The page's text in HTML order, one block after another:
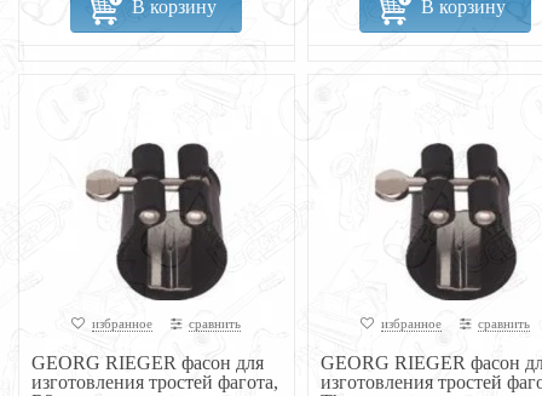
В корзину В корзину
избранное сравнить
GEORG RIEGER фасон для
изготовления тростей фагота,
избранное сравнить
GEORG RIEGER фасон
изготовления тростей